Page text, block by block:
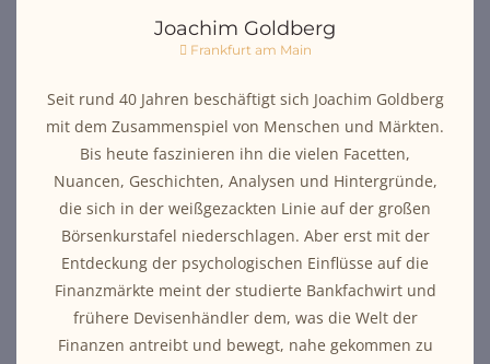
Joachim Goldberg
Frankfurt am Main
Seit rund 40 Jahren beschäftigt sich Joachim Goldberg
mit dem Zusammenspiel von Menschen und Märkten.
Bis heute faszinieren ihn die vielen Facetten,
Nuancen, Geschichten, Analysen und Hintergründe,
die sich in der weißgezackten Linie auf der großen
Börsenkurstafel niederschlagen. Aber erst mit der
Entdeckung der psychologischen Einflüsse auf die
Finanzmärkte meint der studierte Bankfachwirt und
frühere Devisenhändler dem, was die Welt der
Finanzen antreibt und bewegt, nahe gekommen zu